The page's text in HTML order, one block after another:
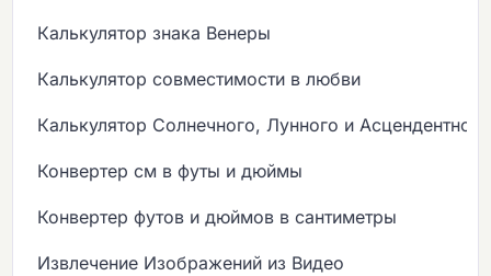
Калькулятор знака Венеры
Калькулятор совместимости в любви
Калькулятор Солнечного, Лунного и
Конвертер см в футы и дюймы
Конвертер футов и дюймов в сантиметры
Извлечение Изображений из Видео